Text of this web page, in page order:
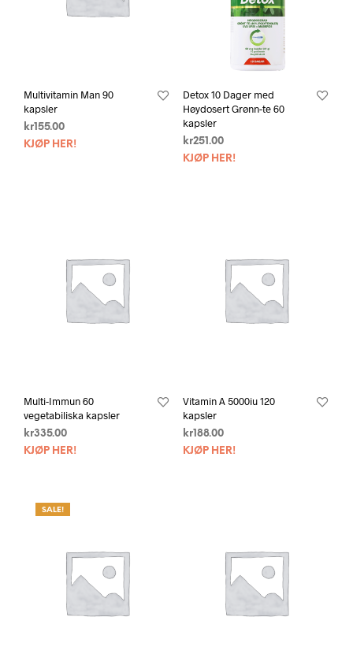
Multivitamin Man 90
kapsler
kr 155.00
KJØP HER!
Detox 10 Dager med
Høydosert Grønn-te 60
kapsler
kr251.00
KJØP HER!
Multi-Immun 60
vegetabiliska kapsler
kr335.00
KJØP HER!
Vitamin A 5000iu 120
kapsler
kr188.00
KJØP HER!
SALE!